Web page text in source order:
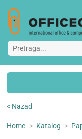
< Nazad
Home > Katalog >